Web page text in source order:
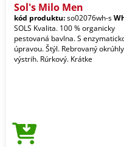
Sol's Milo Men
kód produktu:so02076wh-s
SOLS Kvalita. 100 % organicky
pestovaná bavlna. S
úpravou. Štýl. Rebrovaný okrúhly
výstrih. Rúrkový. Krátke